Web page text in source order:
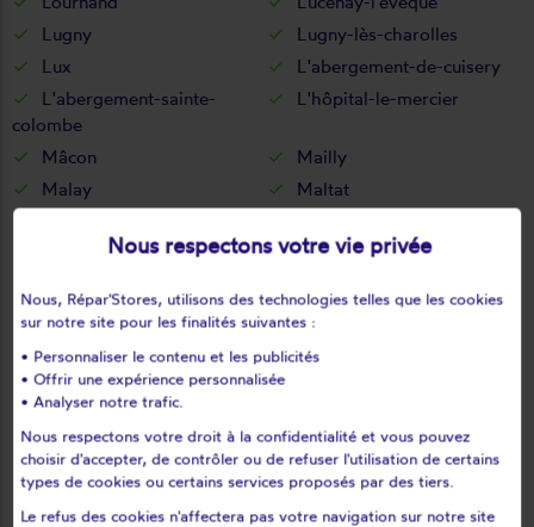
Lugny
Lugny-lès-charolles
Lux
L'abergement-de-cuisery
L'abergement-sainte-
colombe
L'hôpital-le-mercier
Mâcon
Mailly
Malay
Maltat
Marcilly-la-gueurce
Marcilly-lès-buxy
Marly-sous-issy
Marly-sur-arroux
Marmagne
Marnay
Martailly-lès-brancion
Mary
Matour
Mazille
Mellecey
Ménetreuil
Mercurey
Mervans
Nous respectons votre vie privée
Nous, Répar'Stores, utilisons des technologies telles que les cookies
sur notre site pour les finalités suivantes :
• Personnaliser le contenu et les publicités
• Offrir une expérience personnalisée
• Analyser notre trafic.
Nous respectons votre droit à la confidentialité et vous pouvez
choisir d'accepter, de contrôler ou de refuser l'utilisation de certains
types de cookies ou certains services proposés par des tiers.
Le refus des cookies n'affectera pas votre navigation sur notre site